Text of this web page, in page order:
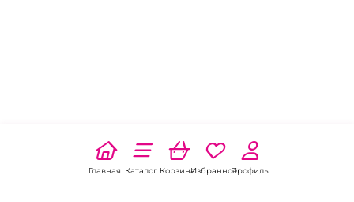
Главная Каталог КорзинаИзбранноеПрофиль